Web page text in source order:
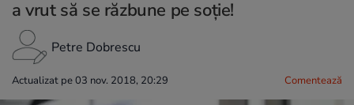
a vrut să se răzbune pe soție!
Petre Dobrescu
Actualizat pe 03 nov. 2018, 20:29 Comentează